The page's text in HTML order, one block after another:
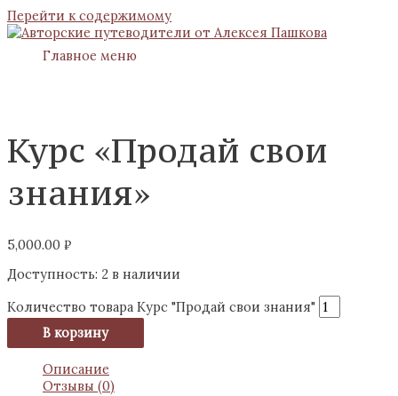
Перейти к содержимому
Главное меню
Курс «Продай свои
знания»
5,000.00 ₽
Доступность: 2 в наличии
Количество товара Курс "Продай свои знания"
В корзину
Описание
Отзывы (0)